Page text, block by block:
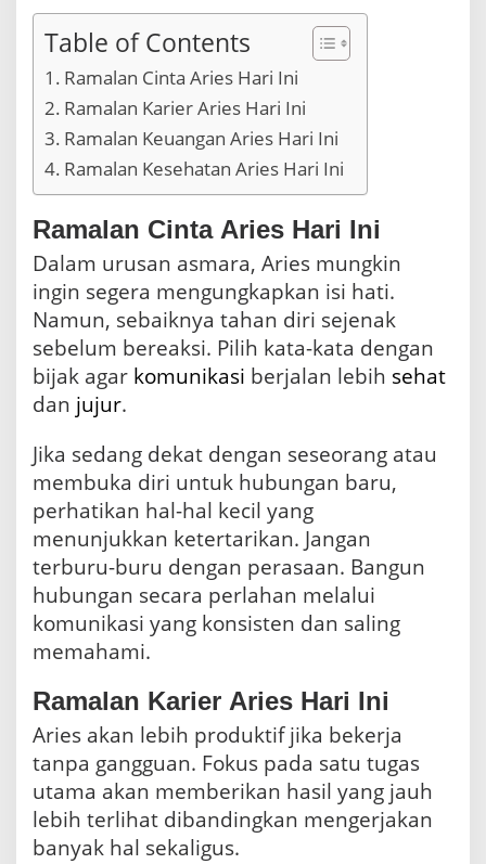
Table of Contents
Ramalan Cinta Aries Hari Ini
Ramalan Karier Aries Hari Ini
Ramalan Keuangan Aries Hari Ini
Ramalan Kesehatan Aries Hari Ini
Ramalan Cinta Aries Hari Ini
Dalam urusan asmara, Aries mungkin
ingin segera mengungkapkan isi hati.
Namun, sebaiknya tahan diri sejenak
sebelum bereaksi. Pilih kata-kata dengan
bijak agar komunikasi berjalan lebih sehat
dan jujur.
Jika sedang dekat dengan seseorang atau
membuka diri untuk hubungan baru,
perhatikan hal-hal kecil yang
menunjukkan ketertarikan. Jangan
terburu-buru dengan perasaan. Bangun
hubungan secara perlahan melalui
komunikasi yang konsisten dan saling
memahami.
Ramalan Karier Aries Hari Ini
Aries akan lebih produktif jika bekerja
tanpa gangguan. Fokus pada satu tugas
utama akan memberikan hasil yang jauh
lebih terlihat dibandingkan mengerjakan
banyak hal sekaligus.